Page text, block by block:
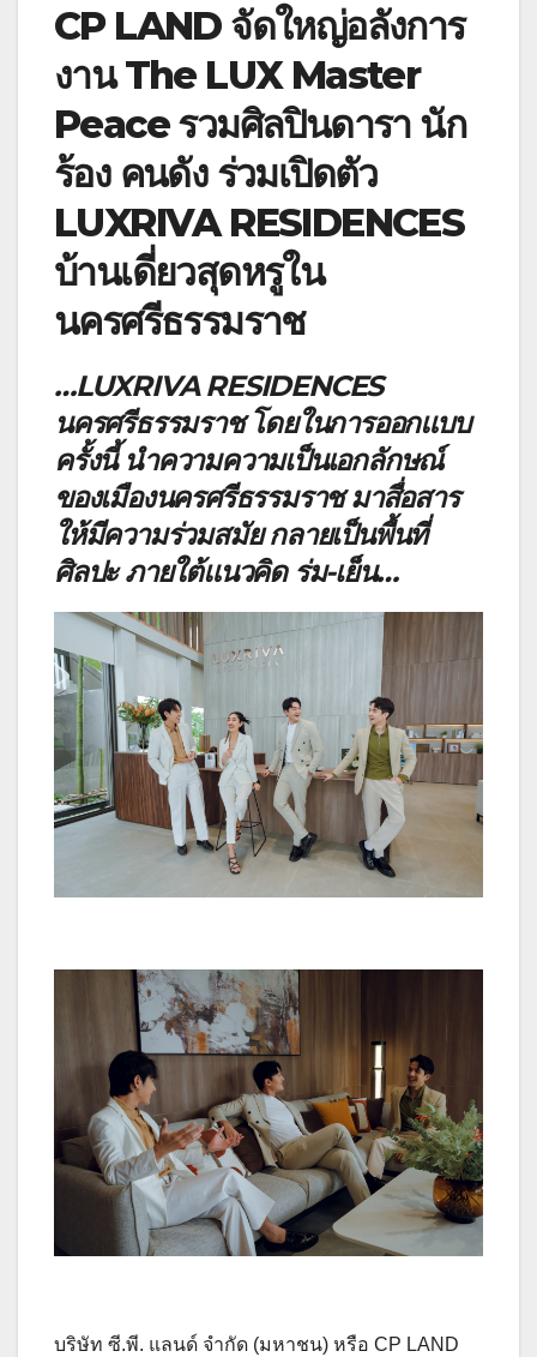
CP LAND จัดใหญ่อลังการ
งาน The LUX Master
Peace รวมศิลปินดารา นัก
ร้อง คนดัง ร่วมเปิดตัว
LUXRIVA RESIDENCES
บ้านเดี่ยวสุดหรูใน
นครศรีธรรมราช
…LUXRIVA RESIDENCES
นครศรีธรรมราช โดยในการออกแบบ
ครั้งนี้ นำความความเป็นเอกลักษณ์
ของเมืองนครศรีธรรมราช มาสื่อสาร
ให้มีความร่วมสมัย กลายเป็นพื้นที่
ศิลปะ ภายใต้แนวคิด ร่ม-เย็น…
บริษัท ซี.พี. แลนด์ จำกัด (มหาชน) หรือ CP LAND